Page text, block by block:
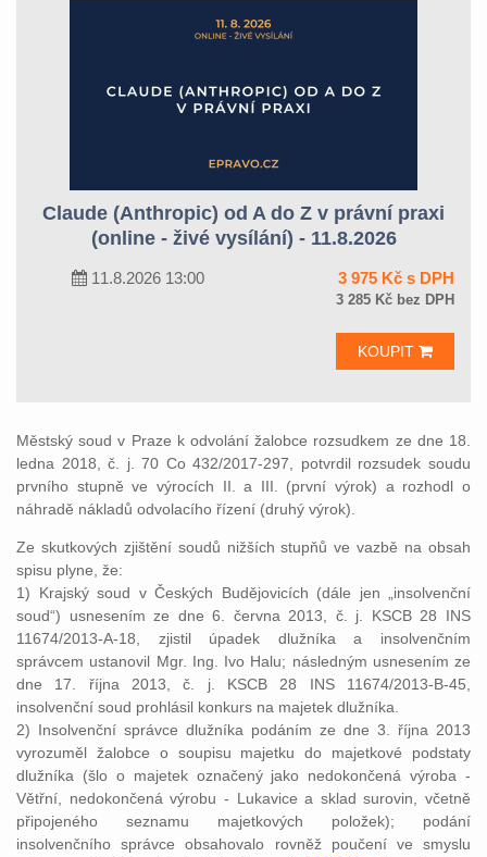
Claude (Anthropic) od A do Z v právní praxi
(online - živé vysílání) - 11.8.2026
11.8.2026 13:00 3 975 Kč s DPH
3 285 Kč bez DPH
KOUPIT
Městský soud v Praze k odvolání žalobce rozsudkem ze dne 18.
ledna 2018, č. j. 70 Co 432/2017-297, potvrdil rozsudek soudu
prvního stupně ve výrocích II. a III. (první výrok) a rozhodl o
náhradě nákladů odvolacího řízení (druhý výrok).
Ze skutkových zjištění soudů nižších stupňů ve vazbě na obsah
spisu plyne, že:
1) Krajský soud v Českých Budějovicích (dále jen „insolvenční
soud“) usnesením ze dne 6. června 2013, č. j. KSCB 28 INS
11674/2013-A-18, zjistil úpadek dlužníka a insolvenčním
správcem ustanovil Mgr. Ing. Ivo Halu; následným usnesením ze
dne 17. října 2013, č. j. KSCB 28 INS 11674/2013-B-45,
insolvenční soud prohlásil konkurs na majetek dlužníka.
2) Insolvenční správce dlužníka podáním ze dne 3. října 2013
vyrozuměl žalobce o soupisu majetku do majetkové podstaty
dlužníka (šlo o majetek označený jako nedokončená výroba -
Větřní, nedokončená výrobu - Lukavice a sklad surovin, včetně
připojeného seznamu majetkových položek); podání
insolvenčního správce obsahovalo rovněž poučení ve smyslu